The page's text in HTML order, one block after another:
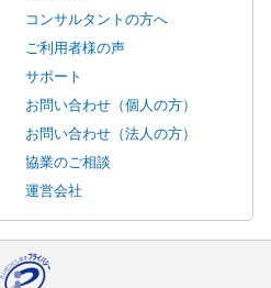
コンサルタントの方へ
ご利用者様の声
サポート
お問い合わせ（個人の方）
お問い合わせ（法人の方）
協業のご相談
運営会社